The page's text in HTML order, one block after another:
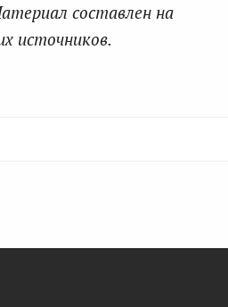
составлен на
источников.